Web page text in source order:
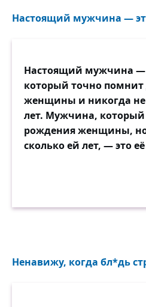
Настоящий мужчина —
Настоящий мужчина
который точно
женщины и никогда не
лет. Мужчина,
рождения женщины, но
сколько ей лет, — это
Ненавижу, когда бл*дь